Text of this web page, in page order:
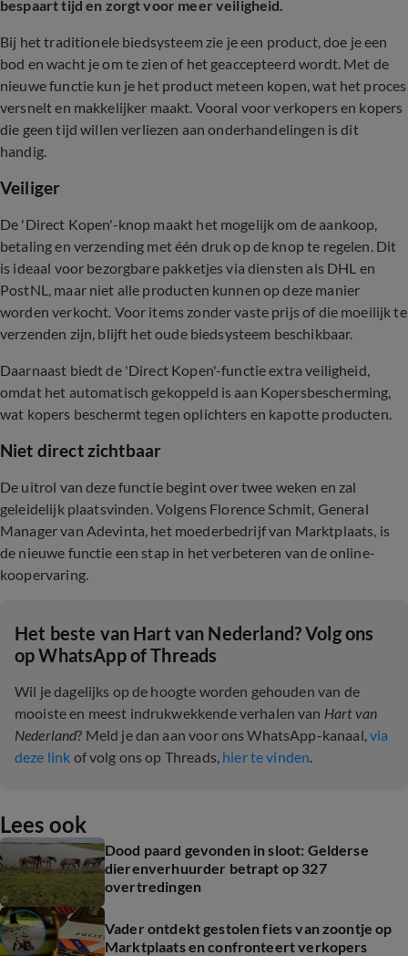
bespaart tijd en zorgt voor meer veiligheid.
Bij het traditionele biedsysteem zie je een product, doe je een
bod en wacht je om te zien of het geaccepteerd wordt. Met de
nieuwe functie kun je het product meteen kopen, wat het proces
versnelt en makkelijker maakt. Vooral voor verkopers en kopers
die geen tijd willen verliezen aan onderhandelingen is dit
handig.
Veiliger
De 'Direct Kopen'-knop maakt het mogelijk om de aankoop,
betaling en verzending met één druk op de knop te regelen. Dit
is ideaal voor bezorgbare pakketjes via diensten als DHL en
PostNL, maar niet alle producten kunnen op deze manier
worden verkocht. Voor items zonder vaste prijs of die moeilijk te
verzenden zijn, blijft het oude biedsysteem beschikbaar.
Daarnaast biedt de 'Direct Kopen'-functie extra veiligheid,
omdat het automatisch gekoppeld is aan Kopersbescherming,
wat kopers beschermt tegen oplichters en kapotte producten.
Niet direct zichtbaar
De uitrol van deze functie begint over twee weken en zal
geleidelijk plaatsvinden. Volgens Florence Schmit, General
Manager van Adevinta, het moederbedrijf van Marktplaats, is
de nieuwe functie een stap in het verbeteren van de online-
koopervaring.
Het beste van Hart van Nederland? Volg ons
op WhatsApp of Threads
Wil je dagelijks op de hoogte worden gehouden van de
mooiste en meest indrukwekkende verhalen van Hart van
Nederland? Meld je dan aan voor ons WhatsApp-kanaal,via
deze link of volg ons op Threads, hier te vinden.
Lees ook
Dood paard gevonden in sloot: Gelderse
dierenverhuurder betrapt op 327
overtredingen
Vader ontdekt gestolen fiets van zoontje op
Marktplaats en confronteert verkopers